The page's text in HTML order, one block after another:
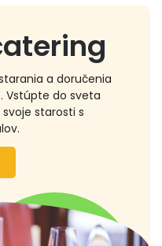
a doručenia
Vstúpte do sveta
starosti s